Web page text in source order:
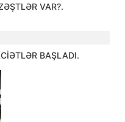
VAR?.
BAŞLADI.